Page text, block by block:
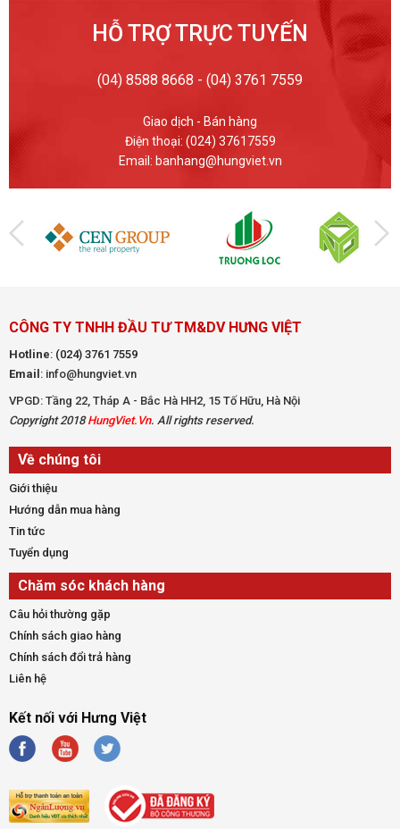
HỖ TRỢ TRỰC TUYẾN
(04) 8588 8668 - (04) 3761 7559
Giao dịch - Bán hàng
Điện thoại: (024) 37617559
Email: banhang@hungviet.vn
CÔNG TY TNHH ĐẦU TƯ TM&DV HƯNG VIỆT
Hotline: (024) 3761 7559
Email : info@hungviet.vn
VPGD: Tầng 22, Tháp A - Bắc Hà HH2, 15 Tố Hữu, Hà Nội
Copyright 2018HungViet.Vn. All rights reserved.
Về chúng tôi
Giới thiệu
Hướng dẫn mua hàng
Tin tức
Tuyển dụng
Chăm sóc khách hàng
Câu hỏi thường gặp
Chính sách giao hàng
Chính sách đổi trả hàng
Liên hệ
Kết nối với Hưng Việt